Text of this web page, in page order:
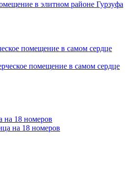
помещение в самом сердце
на 18 номеров